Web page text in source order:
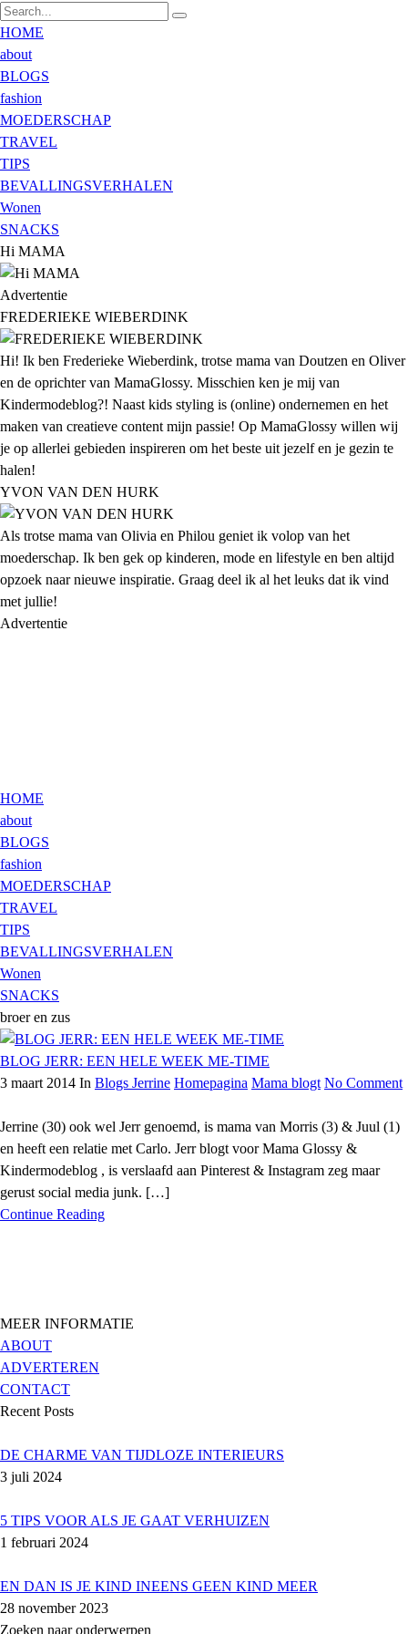
HOME
about
BLOGS
fashion
MOEDERSCHAP
TRAVEL
TIPS
BEVALLINGSVERHALEN
Wonen
SNACKS
Hi MAMA
Advertentie
FREDERIEKE WIEBERDINK
Hi! Ik ben Frederieke Wieberdink, trotse mama van Doutzen en Oliver
en de oprichter van MamaGlossy. Misschien ken je mij van
Kindermodeblog?! Naast kids styling is (online) ondernemen en het
maken van creatieve content mijn passie! Op MamaGlossy willen wij
je op allerlei gebieden inspireren om het beste uit jezelf en je gezin te
halen!
YVON VAN DEN HURK
Als trotse mama van Olivia en Philou geniet ik volop van het
moederschap. Ik ben gek op kinderen, mode en lifestyle en ben altijd
opzoek naar nieuwe inspiratie. Graag deel ik al het leuks dat ik vind
met jullie!
Advertentie
HOME
about
BLOGS
fashion
MOEDERSCHAP
TRAVEL
TIPS
BEVALLINGSVERHALEN
Wonen
SNACKS
broer en zus
BLOG JERR: EEN HELE WEEK ME-TIME
3 maart 2014 In Blogs Jerrine Homepagina Mama blogt No Comment
Jerrine (30) ook wel Jerr genoemd, is mama van Morris (3) & Juul (1)
en heeft een relatie met Carlo. Jerr blogt voor Mama Glossy &
Kindermodeblog , is verslaafd aan Pinterest & Instagram zeg maar
gerust social media junk. […]
Continue Reading
MEER INFORMATIE
ABOUT
ADVERTEREN
CONTACT
Recent Posts
DE CHARME VAN TIJDLOZE INTERIEURS
3 juli 2024
5 TIPS VOOR ALS JE GAAT VERHUIZEN
1 februari 2024
EN DAN IS JE KIND INEENS GEEN KIND MEER
28 november 2023
Zoeken naar onderwerpen